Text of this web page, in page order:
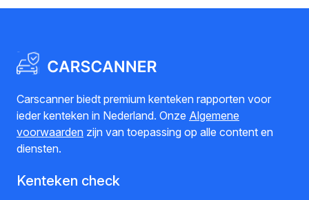
Carscanner biedt premium kenteken rapporten voor
ieder kenteken in Nederland. Onze Algemene
voorwaarden zijn van toepassing op alle content en
diensten.
Kenteken check